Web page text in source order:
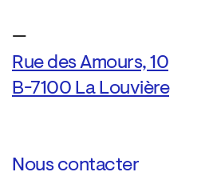
—
Rue des Amours, 10
B-7100 La Louvière
Nous contacter